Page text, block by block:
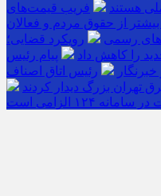
هستند
فریب قیمت‌های
از حقوق مردم و فعالان
رسمی
رویکرد قضایی؛
را کاهش داد
پیام رئیس
رئیس اتاق اصناف
تهران بزرگ دیدار کردند
۱۲۴ الزامی است